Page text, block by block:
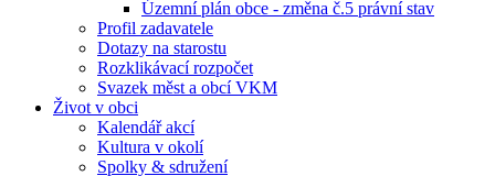
Územní plán obce - změna č.5 právní stav
Profil zadavatele
Dotazy na starostu
Rozklikávací rozpočet
Svazek měst a obcí VKM
Život v obci
Kalendář akcí
Kultura v okolí
Spolky & sdružení